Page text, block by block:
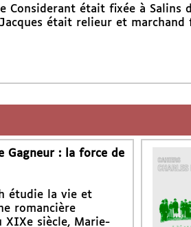
Considerant était fixée à Salins
était relieur et
Gagneur : la force de
étudie la vie et
romancière
XIXe siècle, Marie-